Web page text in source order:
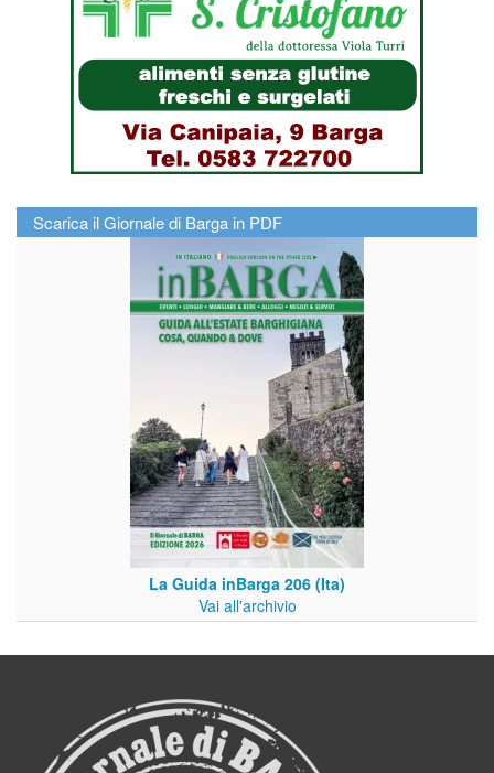
Scarica il Giornale di Barga in PDF
La Guida inBarga 206 (Ita)
Vai all'archivio